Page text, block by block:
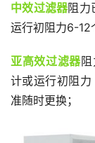
中效过滤器阻力
运行初阻力6-12
亚高效过滤器
计或运行初阻
准随时更换；